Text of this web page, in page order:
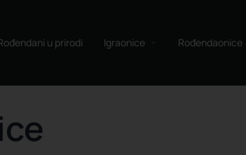
u prirodi Igraonice Rođendaonice